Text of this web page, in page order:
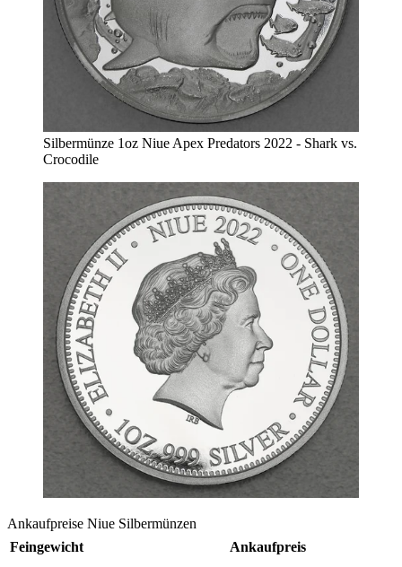
Silbermünze 1oz Niue Apex Predators 2022 - Shark vs.
Crocodile
Ankaufpreise Niue Silbermünzen
Feingewicht
Ankaufpreis